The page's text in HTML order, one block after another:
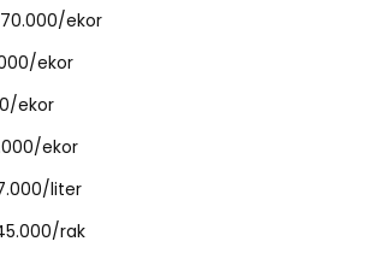
ekor
ekor
ekor
ekor
liter
rak